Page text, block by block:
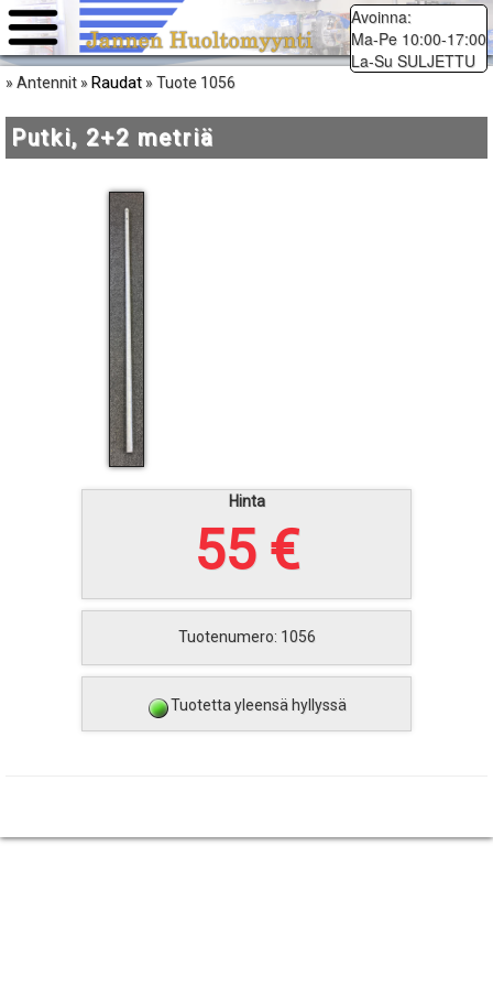
Avoinna:
Ma-Pe 10:00-17:00
La-Su SULJETTU
» Antennit »Raudat » Tuote 1056
Putki, 2+2 metriä
Hinta
55 €
Tuotenumero: 1056
Tuotetta yleensä hyllyssä